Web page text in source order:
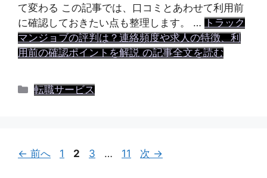
て変わる この記事では、口コミとあわせて利用前
に確認しておきたい点も整理します。 … トラック
マンジョブの評判は？連絡頻度や求人の特徴、利
用前の確認ポイントを解説 の記事全文を読む
カ
ー
転職サービス
← 前へ
ペ
1
ペ
2
ペ
3 …
ペ
11 次 →